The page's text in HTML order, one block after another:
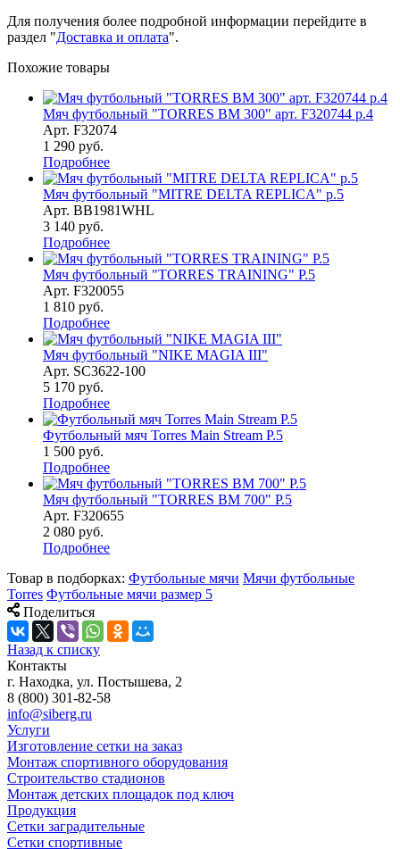
Для получения более подробной информации перейдите в
раздел "Доставка и оплата".
Похожие товары
Мяч футбольный "TORRES BM 300" арт. F320744 р.4
Арт. F32074
1 290 руб.
Подробнее
Мяч футбольный "MITRE DELTA REPLICA" р.5
Арт. BB1981WHL
3 140 руб.
Подробнее
Мяч футбольный "TORRES TRAINING" P.5
Арт. F320055
1 810 руб.
Подробнее
Мяч футбольный "NIKE MAGIA III"
Арт. SC3622-100
5 170 руб.
Подробнее
Футбольный мяч Torres Main Stream P.5
1 500 руб.
Подробнее
Мяч футбольный "TORRES BM 700" Р.5
Арт. F320655
2 080 руб.
Подробнее
Товар в подборках: Футбольные мячи Мячи футбольные
Torres Футбольные мячи размер 5
Поделиться
Назад к списку
Контакты
г. Находка, ул. Постышева, 2
8 (800) 301-82-58
info@siberg.ru
Услуги
Изготовление сетки на заказ
Монтаж спортивного оборудования
Строительство стадионов
Монтаж детских площадок под ключ
Продукция
Сетки заградительные
Сетки спортивные